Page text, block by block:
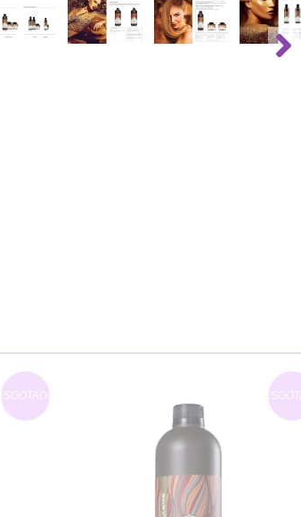
ESGOTADO